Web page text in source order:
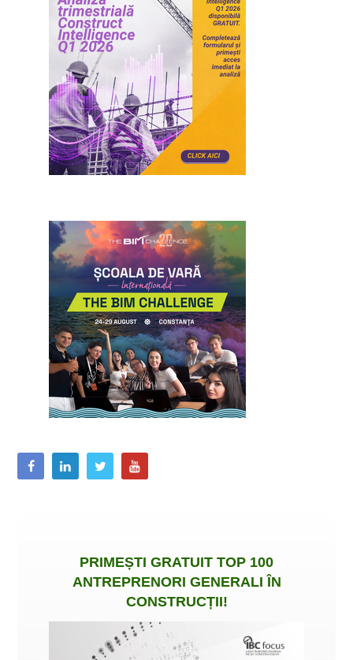
PRIMEȘTI GRATUIT TOP 100
ANTREPRENORI GENERALI ÎN
CONSTRUCȚII!